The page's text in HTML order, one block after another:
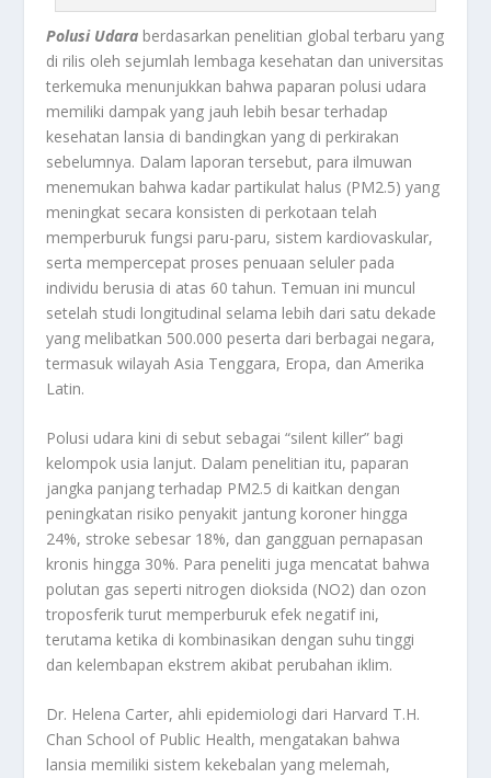
Polusi Udara berdasarkan penelitian global terbaru yang
di rilis oleh sejumlah lembaga kesehatan dan universitas
terkemuka menunjukkan bahwa paparan polusi udara
memiliki dampak yang jauh lebih besar terhadap
kesehatan lansia di bandingkan yang di perkirakan
sebelumnya. Dalam laporan tersebut, para ilmuwan
menemukan bahwa kadar partikulat halus (PM2.5) yang
meningkat secara konsisten di perkotaan telah
memperburuk fungsi paru-paru, sistem kardiovaskular,
serta mempercepat proses penuaan seluler pada
individu berusia di atas 60 tahun. Temuan ini muncul
setelah studi longitudinal selama lebih dari satu dekade
yang melibatkan 500.000 peserta dari berbagai negara,
termasuk wilayah Asia Tenggara, Eropa, dan Amerika
Latin.
Polusi udara kini di sebut sebagai “silent killer” bagi
kelompok usia lanjut. Dalam penelitian itu, paparan
jangka panjang terhadap PM2.5 di kaitkan dengan
peningkatan risiko penyakit jantung koroner hingga
24%, stroke sebesar 18%, dan gangguan pernapasan
kronis hingga 30%. Para peneliti juga mencatat bahwa
polutan gas seperti nitrogen dioksida (NO2) dan ozon
troposferik turut memperburuk efek negatif ini,
terutama ketika di kombinasikan dengan suhu tinggi
dan kelembapan ekstrem akibat perubahan iklim.
Dr. Helena Carter, ahli epidemiologi dari Harvard T.H.
Chan School of Public Health, mengatakan bahwa
lansia memiliki sistem kekebalan yang melemah,